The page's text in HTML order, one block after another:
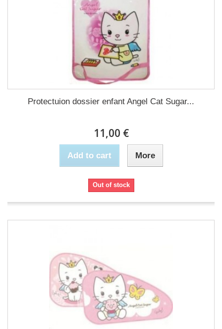
Protectuion dossier enfant Angel Cat Sugar...
11,00 €
Add to cart More
Out of stock